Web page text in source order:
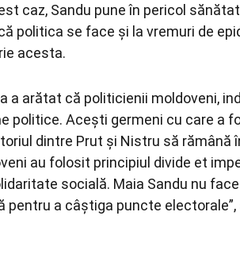
caz, Sandu pune în pericol
politica se face și la vremuri de
acesta.
a arătat că politicienii moldoveni,
politice. Acești germeni cu care a
dintre Prut și Nistru să rămână
au folosit principiul divide et
socială. Maia Sandu nu
a câștiga puncte electorale”,